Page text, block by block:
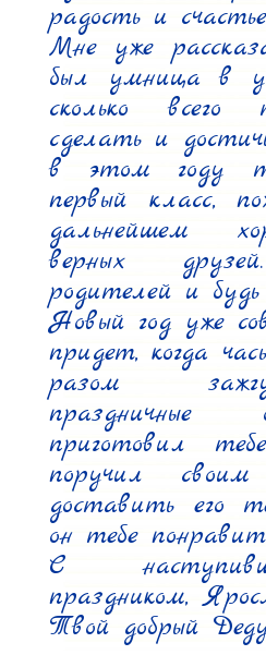
радость и
Мне уже
был умница в
сколько всего
сделать и
в этом году
первый класс,
дальнейшем
верных
родителей и
Новый год уже
придет, когда
разом
приготовил
поручил
доставить его
он тебе
С
праздником,
Твой добрый